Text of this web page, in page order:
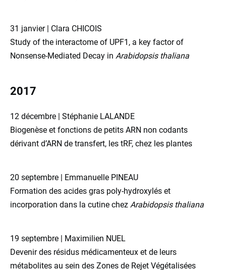
31 janvier | Clara CHICOIS
Study of the interactome of UPF1, a key factor of
Nonsense-Mediated Decay in Arabidopsis thaliana
2017
12 décembre | Stéphanie LALANDE
Biogenèse et fonctions de petits ARN non codants
dérivant d’ARN de transfert, les tRF, chez les plantes
20 septembre | Emmanuelle PINEAU
Formation des acides gras poly-hydroxylés et
incorporation dans la cutine chez Arabidopsis thaliana
19 septembre | Maximilien NUEL
Devenir des résidus médicamenteux et de leurs
métabolites au sein des Zones de Rejet Végétalisées